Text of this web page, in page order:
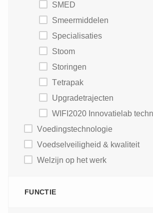
SMED
Smeermiddelen
Specialisaties
Stoom
Storingen
Tetrapak
Upgradetrajecten
WIFI2020 Innovatielab
Voedingstechnologie
Voedselveiligheid & kwaliteit
Welzijn op het werk
FUNCTIE